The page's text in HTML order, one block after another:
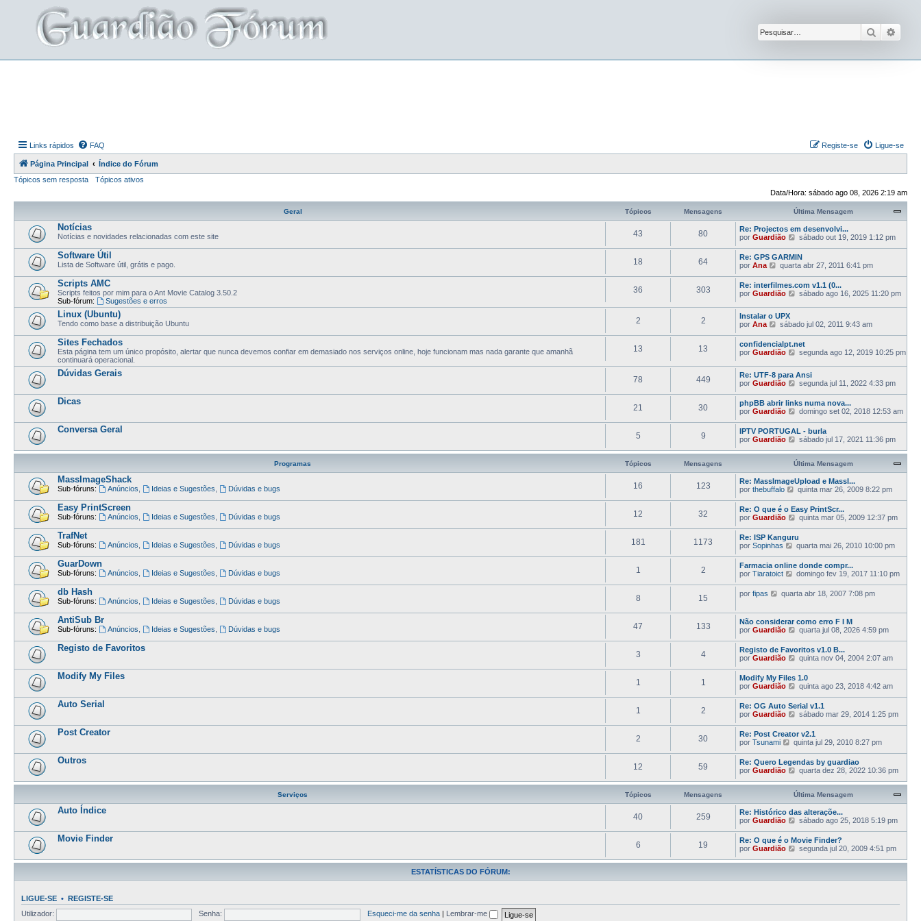
Pesquisar
Links rápidos FAQ Ligue-se
Registe-se
Página Principal
Índice do Fórum
Tópicos sem resposta
Tópicos ativos
Data/Hora: sábado ago 08, 2026 2:19 am
Geral Tópicos Mensagens Última Mensagem
Notícias
Notícias e novidades relacionadas com este site 43 80
Re: Projectos em desenvolvi...
por Guardião
V
j
a
a
ú
l
m
M
e
n
s
g
e
m
sábado out 19, 2019 1:12 pm
Software Útil
Lista de Software útil, grátis e pago. 18 64
Re: GPS GARMIN
por Ana
V
j
a
a
ú
l
m
a
M
s
a
g
e
m
quarta abr 27, 2011 6:41 pm
Scripts AMC
Scripts feitos por mim para o Ant Movie Catalog 3.50.2
Sub-fórum:
Sugestões e erros
36 303
Re: interfilmes.com v1.1 (0...
por Guardião
V
j
a
ú
l
m
a
M
n
s
a
g
e
m
sábado ago 16, 2025 11:20 pm
Linux (Ubuntu)
Tendo como base a distribuição Ubuntu 2 2
Instalar o UPX
por Ana
V
j
a
a
ú
l
t
m
a
M
e
n
s
g
m
sábado jul 02, 2011 9:43 am
Sites Fechados
Esta página tem um único propósito, alertar que nunca devemos confiar em demasiado nos serviços online, hoje funcionam mas nada garante que amanhã
continuará operacional.
13 13
confidencialpt.net
por Guardião
V
j
a
a
ú
l
m
a
M
e
n
s
a
g
e
m
segunda ago 12, 2019 10:25 pm
Dúvidas Gerais
78 449
Re: UTF-8 para Ansi
por Guardião
V
j
a
a
ú
l
m
a
M
e
n
g
e
m
segunda jul 11, 2022 4:33 pm
Dicas
21 30
phpBB abrir links numa nova...
por Guardião
V
j
a
a
ú
l
t
m
a
M
e
n
g
e
m
domingo set 02, 2018 12:53 am
Conversa Geral
5 9
IPTV PORTUGAL - burla
por Guardião
V
j
a
a
ú
m
a
M
e
n
g
e
m
sábado jul 17, 2021 11:36 pm
Programas Tópicos Mensagens Última Mensagem
MassImageShack
Sub-fóruns: Anúncios Ideias e Sugestões Dúvidas e bugs 16 123
Re: MassImageUpload e MassI...
por thebuffalo
V
j
a
a
ú
l
t
m
a
M
e
n
a
g
e
quinta mar 26, 2009 8:22 pm
Easy PrintScreen
Sub-fóruns: Anúncios Ideias e Sugestões Dúvidas e bugs 12 32
Re: O que é o Easy PrintScr...
por Guardião
V
a
a
ú
l
t
m
a
e
n
s
a
g
e
m
quinta mar 05, 2009 12:37 pm
TrafNet
Sub-fóruns: Anúncios Ideias e Sugestões Dúvidas e bugs 181 1173
Re: ISP Kanguru
por Sopinhas
V
a
a
ú
l
m
a
M
e
n
s
a
g
e
quarta mai 26, 2010 10:00 pm
GuarDown
Sub-fóruns: Anúncios Ideias e Sugestões Dúvidas e bugs 1 2
Farmacia online donde compr...
por Tiaratoict
V
a
ú
l
t
m
a
M
e
n
s
a
g
e
domingo fev 19, 2017 11:10 pm
db Hash
Sub-fóruns: Anúncios Ideias e Sugestões Dúvidas e bugs 8 15 por fipas
V
a
a
ú
l
t
i
a
M
e
n
s
a
g
e
m
quarta abr 18, 2007 7:08 pm
AntiSub Br
Sub-fóruns: Anúncios Ideias e Sugestões Dúvidas e bugs 47 133
Não considerar como erro F I M
por Guardião
V
a
a
ú
m
a
M
e
n
s
a
g
e
m
quarta jul 08, 2026 4:59 pm
Registo de Favoritos
3 4
Registo de Favoritos v1.0 B...
por Guardião
V
a
a
ú
l
m
a
M
e
n
s
a
g
e
m
quinta nov 04, 2004 2:07 am
Modify My Files
1 1
Modify My Files 1.0
por Guardião
V
a
a
ú
l
t
m
a
M
e
n
g
e
m
quinta ago 23, 2018 4:42 am
Auto Serial
1 2
Re: OG Auto Serial v1.1
por Guardião
V
a
a
ú
l
m
a
M
e
n
a
g
e
m
sábado mar 29, 2014 1:25 pm
Post Creator
2 30
Re: Post Creator v2.1
por Tsunami
V
a
a
ú
m
a
M
e
n
a
e
quinta jul 29, 2010 8:27 pm
Outros
12 59
Re: Quero Legendas by guardiao
por Guardião
V
j
a
a
ú
m
a
M
quarta dez 28, 2022 10:36 pm
Serviços Tópicos Mensagens Última Mensagem
Auto Índice
40 259
Re: Histórico das alteraçõe...
por Guardião
V
j
a
a
ú
sábado ago 25, 2018 5:19 pm
Movie Finder
6 19
Re: O que é o Movie Finder?
por Guardião
V
j
a
t
segunda jul 20, 2009 4:51 pm
ESTATÍSTICAS DO FÓRUM:
LIGUE-SE • REGISTE-SE
Utilizador:
Senha: Esqueci-me da senha Lembrar-me